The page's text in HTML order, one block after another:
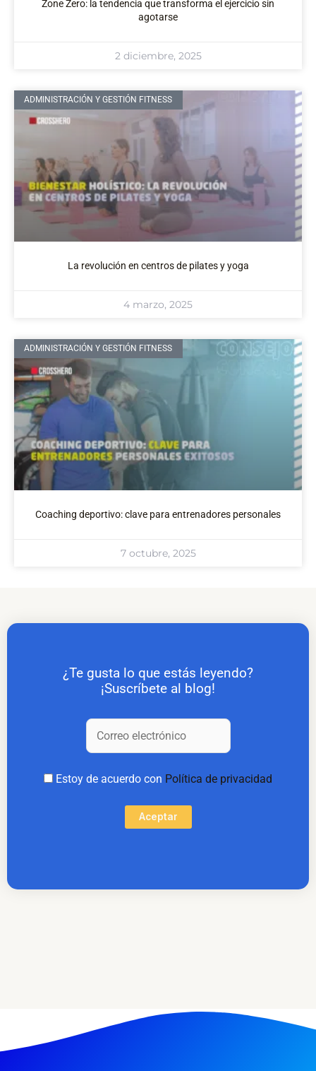
Zone Zero: la tendencia que transforma el ejercicio sin
agotarse
2 diciembre, 2025
ADMINISTRACIÓN Y GESTIÓN FITNESS
La revolución en centros de pilates y yoga
4 marzo, 2025
ADMINISTRACIÓN Y GESTIÓN FITNESS
Coaching deportivo: clave para entrenadores personales
7 octubre, 2025
¿Te gusta lo que estás leyendo?
¡Suscríbete al blog!
Estoy de acuerdo con Política de privacidad
Aceptar